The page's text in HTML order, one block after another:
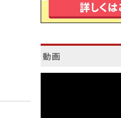
動画